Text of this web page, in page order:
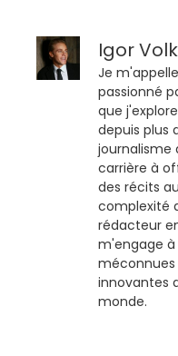
Igor
Je
passionné
que
depuis plus
journalisme
carrière à
des récits
complexité
rédacteur
m'engage à
innovantes
monde.